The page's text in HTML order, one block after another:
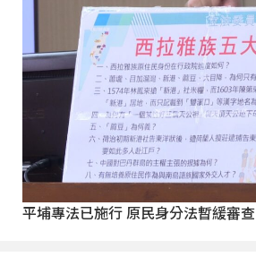
平埔專法已施行 原民身分法暫緩審查